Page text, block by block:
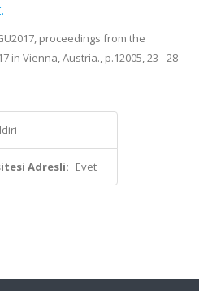
proceedings from the
in Vienna, Austria., p.12005, 23 - 28
Adresli: Evet